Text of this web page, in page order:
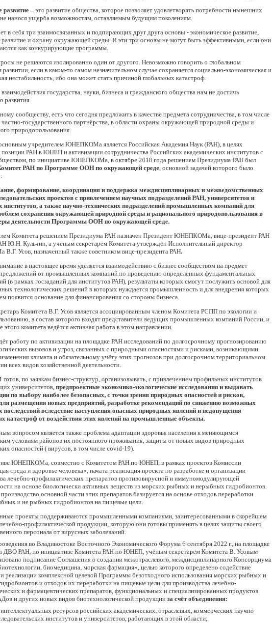
развитие –это развитие общества, которое позволяет удовлетворять потребности нынешних
нанося ущерба возможностям, оставляемым будущим поколениям.
в себя три взаимосвязанных и подпирающих друг друга основы - экономическое развитие,
развитие и охрану окружающей среды. И эти три основы не могут быть эффективными, если они
как конкурирующие программы.
не решаются изолированно один от другого. Невозможно говорить о глобальном
если в каком-то самом незначительном случае сохраняется социально-экономическая и
нестабильность, ибо она может стать причиной глобальных катастроф.
взаимодействия государства, науки, бизнеса и гражданского общества нам не достичь
развития.
сообществу, есть что сегодня предложить в качестве предмета сотрудничества, в том числе
частно-государственного партнёрства, в области охраны окружающей природной среды и
природопользования.
учредителем ЮНЕПКОМа является Российская Академия Наук (РАН), в целях
позиции РАН в ЮНЕП и активизации сотрудничества Российских академических институтов с
по инициативе ЮНЕПКОМа, в октябре 2018 года решением Президиума РАН был
РАН по Программе ООН по окружающей среде, основной задачей которого было
формирование, координация и поддержка междисциплинарных и межведомственных
проектов с привлечением научных подразделений РАН, университетов и
институтов, а также научно-технических подразделений промышленных компаний для
сохранения окружающей природной среды и рационального природопользования в
деятельности Программы ООН по окружающей среде.
Комитета решением Президиума РАН назначен Президент ЮНЕПКОМа, вице-президент РАН
Ю.Н. Кульчин, а учёным секретарём Комитета утверждён Исполнительный директор
Усов, назначенный также советником вице-президента РАН.
в настоящее время уделяется взаимодействию с бизнес сообществом на предмет
от промышленных компаний по проведению определённых фундаментальных
(в рамках госзаданий для институтов РАН), результаты которых смогут послужить основой для
технологических решений в которых нуждается промышленность и для внедрения которых
появится основание для финансирования со стороны бизнеса.
Комитета В.Г. Усов является ассоциированным членом Комитета РСПП по экологии и
в состав которого входят представители ведущих промышленных компаний России, и
этого комитета ведётся активная работа в этом направлении.
работу по активизации на площадке РАН исследований по долгосрочному прогнозированию
вызовов и угроз, связанных с природными опасностями и рисками, возникающими
климата и обязательному учёту этих прогнозов при долгосрочном территориальном
всех видов хозяйственной деятельности.
по заявкам бизнес-структур, организовывать, с привлечением профильных институтов
университетов,предпроектные экономико-экологические исследования и выдавать
по выбору наиболее безопасных, с точки зрения природных опасностей и рисков,
размещения новых предприятий, разработке рекомендаций по снижению возможных
последствий вследствие наступления опасных природных явлений и недопущения
катастроф от воздействия этих явлений на промышленные объекты.
вопросом является также проблема адаптации здоровья населения к меняющимся
условиям районов их постоянного проживания, защиты от новых видов природных
опасностей ( вирусов, в том числе covid-19).
ЮНЕПКОМа, совместно с Комитетом РАН по ЮНЕП, в рамках проектов Комиссии
среда и здоровье человека», начата реализация проекта по разработке и организации
лечебно-профилактических препаратов противовирусной и иммуномодулирующей
на основе биологически активных веществ из морских рыбных и нерыбных гидробионтов.
основной части этих препаратов базируется на основе отходов переработки
и не рыбных гидробионтов на пищевые цели.
проекты поддерживаются промышленными компаниями, заинтересованными в скорейшем
профилактической продукции, которую они готовы применять в целях защиты своего
персонала от вирусных заболеваний.
во Владивостоке Восточного Экономического Форума 6 сентября 2022 г., на площадке
ДВО РАН, по инициативе Комитета РАН по ЮНЕП, учёным секретарём Комитета В. Усовым
подписание Соглашения о создании межотраслевого, междисциплинарного Консорциума
биомедицина, морская фармация»,целью которого определено содействие
и реализации комплексной целевой Программы безотходного использования морских рыбных и
и отходов их переработки на пищевые цели для производства лечебно-
и фармацевтических препаратов, функциональных и специализированных продуктов
и других новых видов биотехнологической продукции за счёт объединения:
интеллектуальных ресурсов российских академических, отраслевых, коммерческих научно-
институтов и университетов, работающих в этой области;